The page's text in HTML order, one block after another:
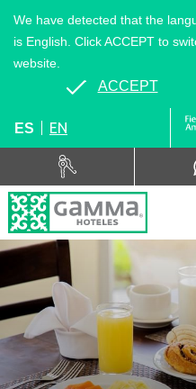
ES EN
We have detected that the
is English. Click ACCEPT to
website.
ACCEPT